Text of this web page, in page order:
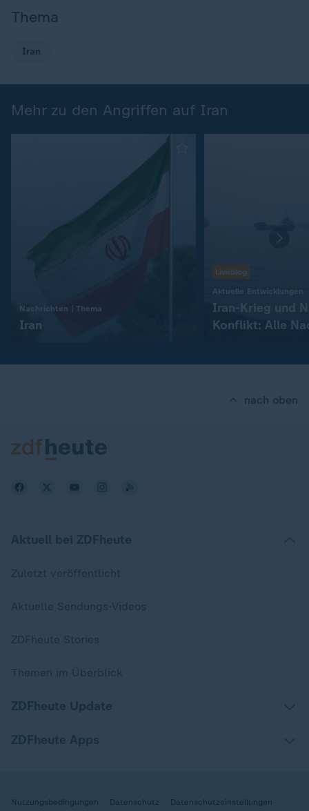
Thema
Iran
Mehr zu den Angriffen auf Iran
Nachrichten | Thema
Iran
Liveblog
Aktuelle Entwicklungen
Iran-Krieg und
Konflikt: Alle
nach oben
Nutzungsbedingungen Datenschutz Datenschutzeinstellungen